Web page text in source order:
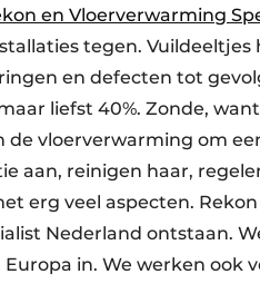
en Vloerverwarming
tegen.
en defecten tot
liefst 40%. Zonde,
de vloerverwarming om
aan, reinigen haar,
erg veel aspecten.
Nederland ontstaan.
in. We werken ook